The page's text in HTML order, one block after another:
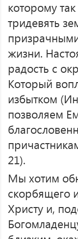
которому
тридевять
жизни.
радость с
Который
избытком
позволяем
21).
Мы хотим
скорбящего
Христу и,